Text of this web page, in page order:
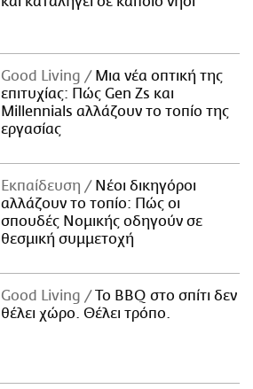
Good Living
Μια νέα οπτική της
επιτυχίας: Πώς Gen Zs και
Millennials αλλάζουν το τοπίο της
εργασίας
Εκπαίδευση
Νέοι δικηγόροι
αλλάζουν το τοπίο: Πώς οι
σπουδές Νομικής οδηγούν σε
θεσμική συμμετοχή
Good Living
Το BBQ στο σπίτι δεν
θέλει χώρο. Θέλει τρόπο.